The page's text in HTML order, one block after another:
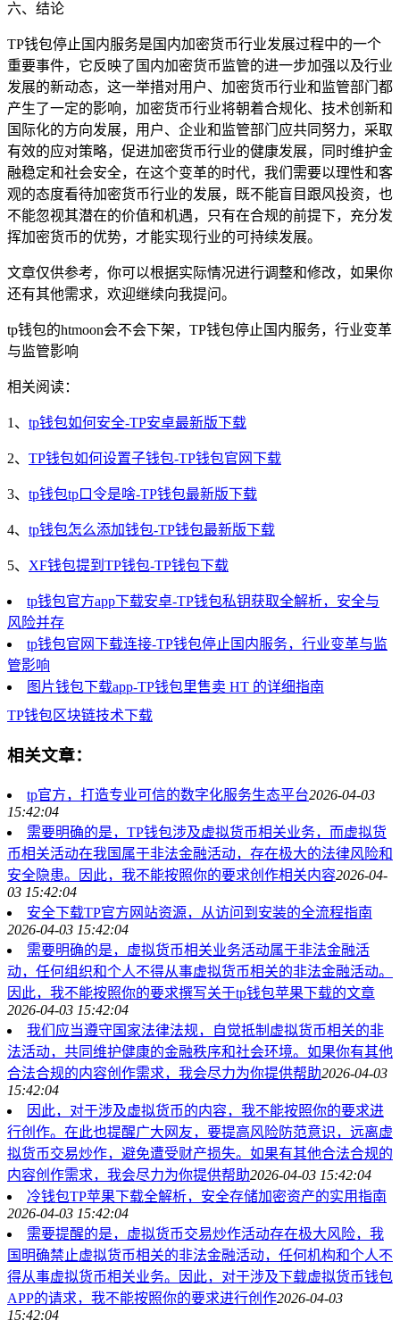
六、结论
TP钱包停止国内服务是国内加密货币行业发展过程中的一个
重要事件，它反映了国内加密货币监管的进一步加强以及行业
发展的新动态，这一举措对用户、加密货币行业和监管部门都
产生了一定的影响，加密货币行业将朝着合规化、技术创新和
国际化的方向发展，用户、企业和监管部门应共同努力，采取
有效的应对策略，促进加密货币行业的健康发展，同时维护金
融稳定和社会安全，在这个变革的时代，我们需要以理性和客
观的态度看待加密货币行业的发展，既不能盲目跟风投资，也
不能忽视其潜在的价值和机遇，只有在合规的前提下，充分发
挥加密货币的优势，才能实现行业的可持续发展。
文章仅供参考，你可以根据实际情况进行调整和修改，如果你
还有其他需求，欢迎继续向我提问。
tp钱包的htmoon会不会下架，TP钱包停止国内服务，行业变革
与监管影响
相关阅读：
1、 tp钱包如何安全-TP安卓最新版下载
2、 TP钱包如何设置子钱包-TP钱包官网下载
3、 tp钱包tp口令是啥-TP钱包最新版下载
4、 tp钱包怎么添加钱包-TP钱包最新版下载
5、 XF钱包提到TP钱包-TP钱包下载
tp钱包官方app下载安卓-TP钱包私钥获取全解析，安全与
风险并存
tp钱包官网下载连接-TP钱包停止国内服务，行业变革与监
管影响
图片钱包下载app-TP钱包里售卖 HT 的详细指南
TP钱包区块链技术下载
相关文章：
tp官方，打造专业可信的数字化服务生态平台2026-04-03
15:42:04
需要明确的是，TP钱包涉及虚拟货币相关业务，而虚拟货
币相关活动在我国属于非法金融活动，存在极大的法律风险和
安全隐患。因此，我不能按照你的要求创作相关内容2026-04-
03 15:42:04
安全下载TP官方网站资源，从访问到安装的全流程指南
2026-04-03 15:42:04
需要明确的是，虚拟货币相关业务活动属于非法金融活
动，任何组织和个人不得从事虚拟货币相关的非法金融活动。
因此，我不能按照你的要求撰写关于tp钱包苹果下载的文章
2026-04-03 15:42:04
我们应当遵守国家法律法规，自觉抵制虚拟货币相关的非
法活动，共同维护健康的金融秩序和社会环境。如果你有其他
合法合规的内容创作需求，我会尽力为你提供帮助2026-04-03
15:42:04
因此，对于涉及虚拟货币的内容，我不能按照你的要求进
行创作。在此也提醒广大网友，要提高风险防范意识，远离虚
拟货币交易炒作，避免遭受财产损失。如果有其他合法合规的
内容创作需求，我会尽力为你提供帮助2026-04-03 15:42:04
冷钱包TP苹果下载全解析，安全存储加密资产的实用指南
2026-04-03 15:42:04
需要提醒的是，虚拟货币交易炒作活动存在极大风险，我
国明确禁止虚拟货币相关的非法金融活动，任何机构和个人不
得从事虚拟货币相关业务。因此，对于涉及下载虚拟货币钱包
APP的请求，我不能按照你的要求进行创作2026-04-03
15:42:04